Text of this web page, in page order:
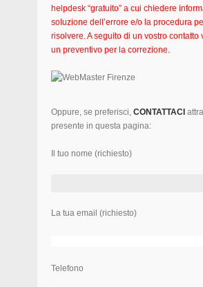
helpdesk “gratuito” a cui chiedere
soluzione dell’errore e/o la procedura
risolvere. A seguito di un vostro contatto
un preventivo per la correzione.
Oppure, se preferisci, CONTATTACI
presente in questa pagina:
Il tuo nome (richiesto)
La tua email (richiesto)
Telefono